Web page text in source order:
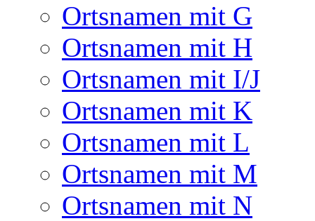
Ortsnamen mit G
Ortsnamen mit H
Ortsnamen mit I/J
Ortsnamen mit K
Ortsnamen mit L
Ortsnamen mit M
Ortsnamen mit N